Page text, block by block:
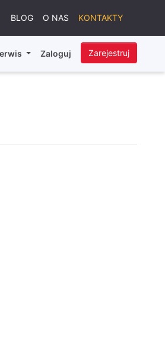
BLOG O NAS KONTAKTY
Zaloguj Zarejestruj